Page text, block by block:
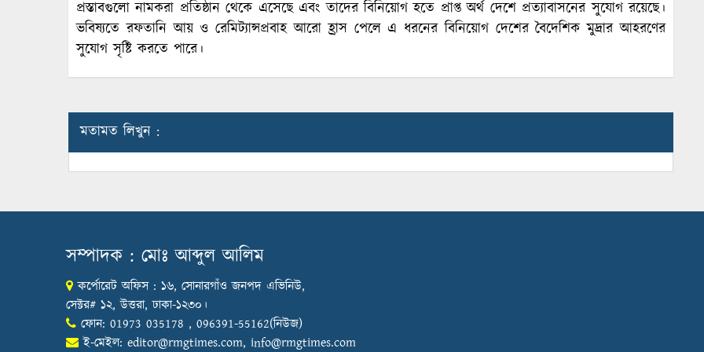
প্রস্তাবগুলো নামকরা প্রতিষ্ঠান থেকে এসেছে এবং তাদের বিনিয়োগ হতে প্রাপ্ত অর্থ দেশে প্রত্যাবাসনের সুযোগ রয়েছে।
ভবিষ্যতে রফতানি আয় ও রেমিট্যান্সপ্রবাহ আরো হ্রাস পেলে এ ধরনের বিনিয়োগ দেশের বৈদেশিক মুদ্রার আহরণের
সুযোগ সৃষ্টি করতে পারে।
মতামত লিখুন :
সম্পাদক : মোঃ আব্দুল আলিম
কর্পোরেট অফিস : ১৬, সোনারগাঁও জনপদ এভিনিউ,
সেক্টর# ১২, উত্তরা, ঢাকা-১২৩০।
ফোন: 01973 035178 , 096391-55162(নিউজ)
ই-মেইল: editor@rmgtimes.com, info@rmgtimes.com